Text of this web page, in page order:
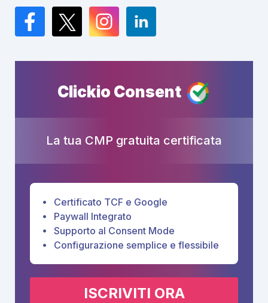
Facebook
TwitterInstagramLinkedIn
Clickio Consent
La tua CMP gratuita certificata
Certificato TCF e Google
Paywall Integrato
Supporto al Consent Mode
Configurazione semplice e flessibile
ISCRIVITI ORA